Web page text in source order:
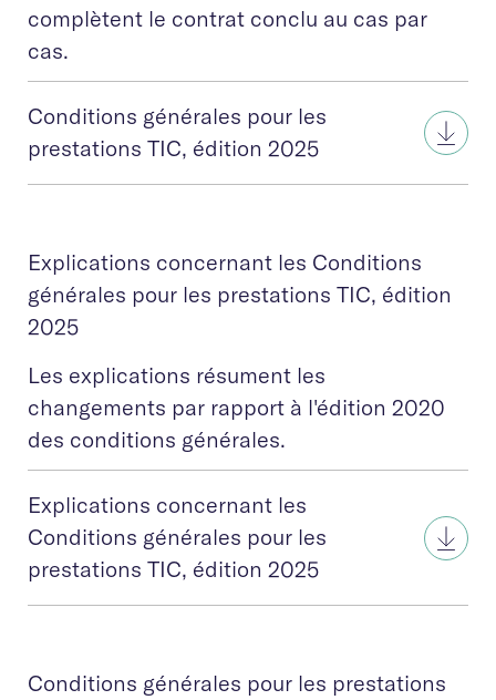
complètent le contrat conclu au cas par
cas.
Conditions générales pour les
prestations TIC, édition 2025
Explications concernant les Conditions
générales pour les prestations TIC, édition
2025
Les explications résument les
changements par rapport à l'édition 2020
des conditions générales.
Explications concernant les
Conditions générales pour les
prestations TIC, édition 2025
Conditions générales pour les prestations